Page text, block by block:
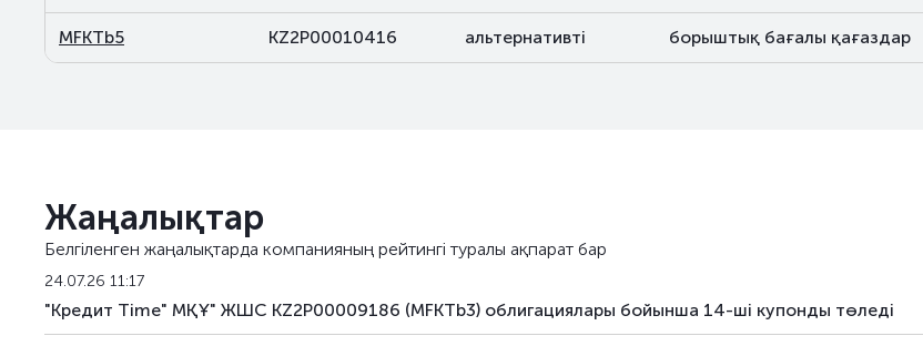
MFKTb5 KZ2P00010416 альтернативті борыштық бағалы қағаздар
Жаңалықтар
Белгіленген жаңалықтарда компанияның рейтингі туралы ақпарат бар
24.07.26 11:17
"Кредит Time" МҚҰ" ЖШС KZ2P00009186 (MFKTb3) облигациялары бойынша 14-ші купонды төледі